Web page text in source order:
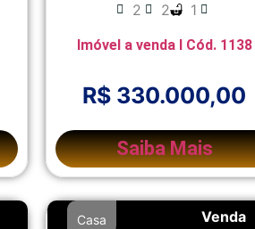
2 2 1
Imóvel a venda I Cód. 1138
R$ 330.000,00
Saiba Mais
Venda
Casa